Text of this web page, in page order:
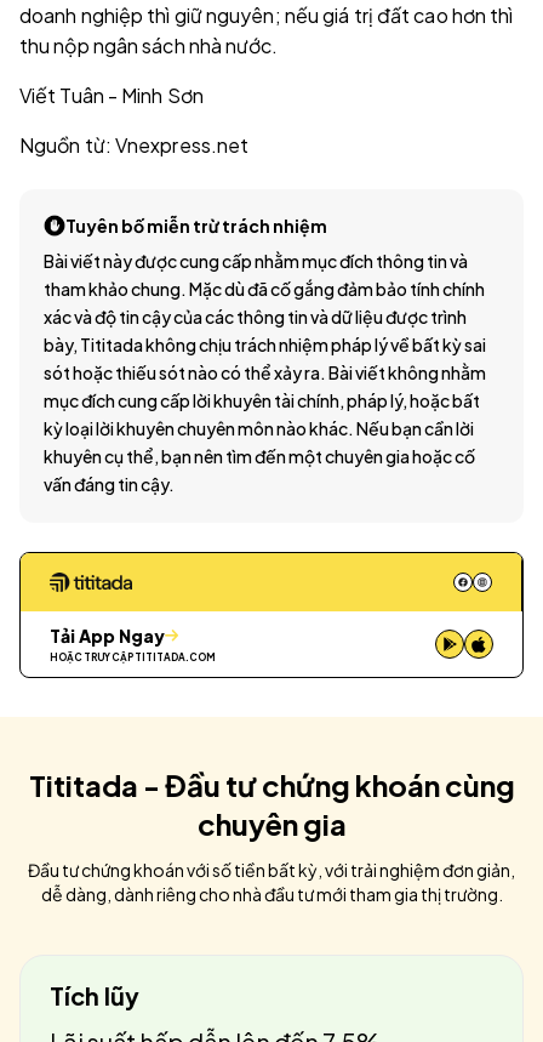
doanh nghiệp thì giữ nguyên; nếu giá trị đất cao hơn thì
thu nộp ngân sách nhà nước.
Viết Tuân - Minh Sơn
Nguồn từ: Vnexpress.net
Tuyên bố miễn trừ trách nhiệm
Bài viết này được cung cấp nhằm mục đích thông tin và
tham khảo chung. Mặc dù đã cố gắng đảm bảo tính chính
xác và độ tin cậy của các thông tin và dữ liệu được trình
bày, Tititada không chịu trách nhiệm pháp lý về bất kỳ sai
sót hoặc thiếu sót nào có thể xảy ra. Bài viết không nhằm
mục đích cung cấp lời khuyên tài chính, pháp lý, hoặc bất
kỳ loại lời khuyên chuyên môn nào khác. Nếu bạn cần lời
khuyên cụ thể, bạn nên tìm đến một chuyên gia hoặc cố
vấn đáng tin cậy.
Tải App Ngay
HOẶC TRUY CẬP TITITADA.COM
Tititada - Đầu tư chứng khoán cùng
chuyên gia
Đầu tư chứng khoán với số tiền bất kỳ, với trải nghiệm đơn giản,
dễ dàng, dành riêng cho nhà đầu tư mới tham gia thị trường.
Tích lũy